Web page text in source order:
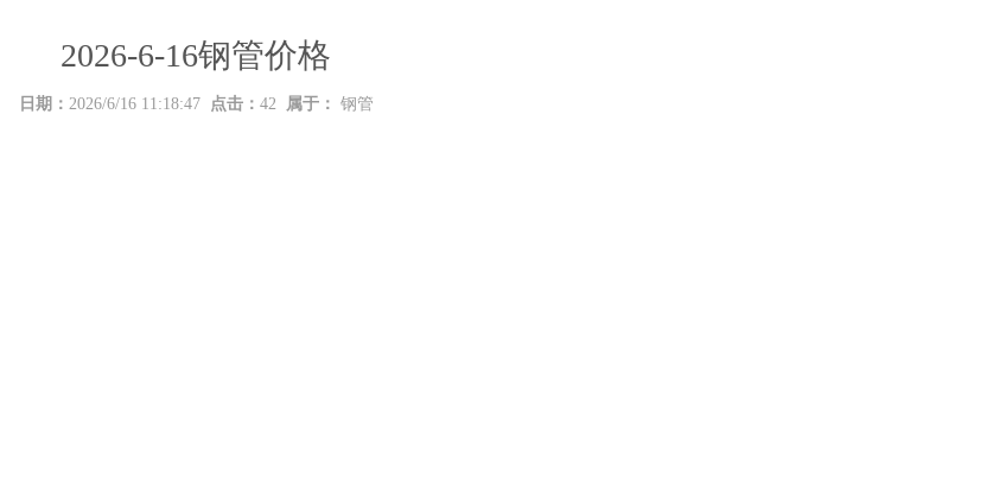
2026-6-16钢管价格
日期： 2026/6/16 11:18:47 点击： 42 属于： 钢管